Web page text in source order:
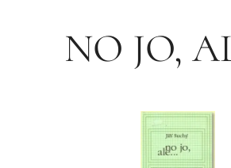
NO JO,